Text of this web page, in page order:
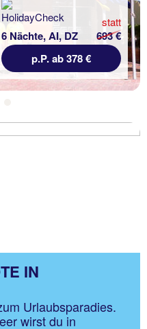
6 Nächte, AI, DZ
statt
693 €
p.P. ab 378 €
IN
Urlaubsparadies.
wirst du in